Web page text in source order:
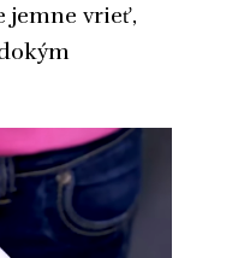
jemne vrieť,